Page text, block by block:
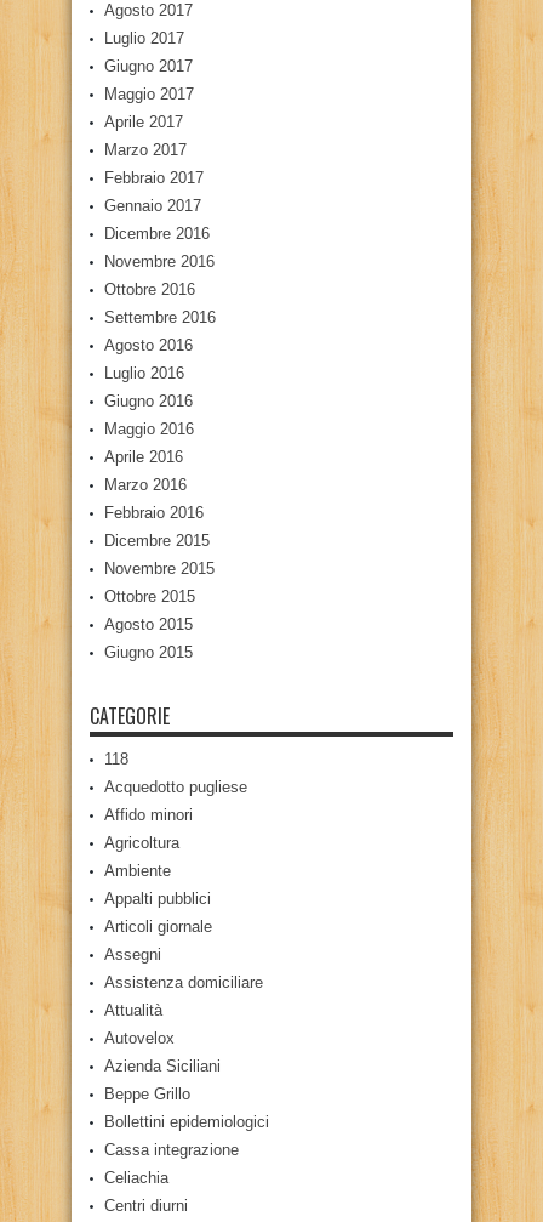
Agosto 2017
Luglio 2017
Giugno 2017
Maggio 2017
Aprile 2017
Marzo 2017
Febbraio 2017
Gennaio 2017
Dicembre 2016
Novembre 2016
Ottobre 2016
Settembre 2016
Agosto 2016
Luglio 2016
Giugno 2016
Maggio 2016
Aprile 2016
Marzo 2016
Febbraio 2016
Dicembre 2015
Novembre 2015
Ottobre 2015
Agosto 2015
Giugno 2015
CATEGORIE
118
Acquedotto pugliese
Affido minori
Agricoltura
Ambiente
Appalti pubblici
Articoli giornale
Assegni
Assistenza domiciliare
Attualità
Autovelox
Azienda Siciliani
Beppe Grillo
Bollettini epidemiologici
Cassa integrazione
Celiachia
Centri diurni